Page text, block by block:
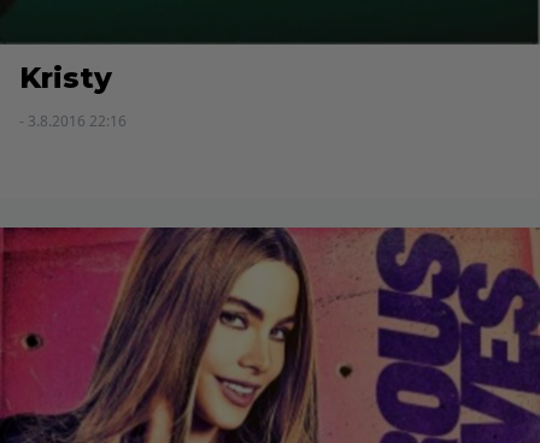
Kristy
- 3.8.2016 22:16